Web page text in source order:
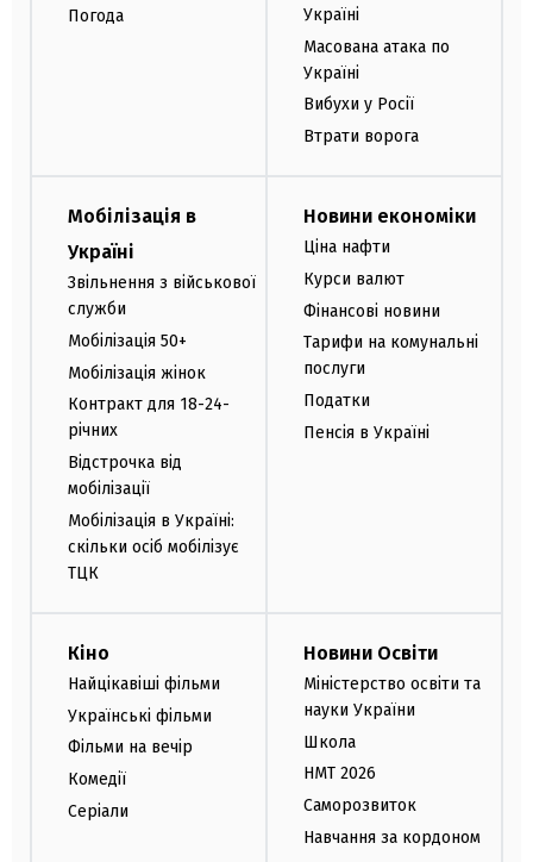
Погода
Україні
Масована атака по
Україні
Вибухи у Росії
Втрати ворога
Мобілізація в
Україні
Звільнення з військової
служби
Мобілізація 50+
Мобілізація жінок
Контракт для 18-24-
річних
Відстрочка від
мобілізації
Мобілізація в Україні:
скільки осіб мобілізує
ТЦК
Новини економіки
Ціна нафти
Курси валют
Фінансові новини
Тарифи на комунальні
послуги
Податки
Пенсія в Україні
Кіно
Найцікавіші фільми
Українські фільми
Фільми на вечір
Комедії
Серіали
Новини Освіти
Міністерство освіти та
науки України
Школа
НМТ 2026
Саморозвиток
Навчання за кордоном